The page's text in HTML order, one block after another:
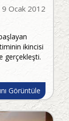
9 Ocak 2012
ikincisi
gerçekleşti.
Görüntüle